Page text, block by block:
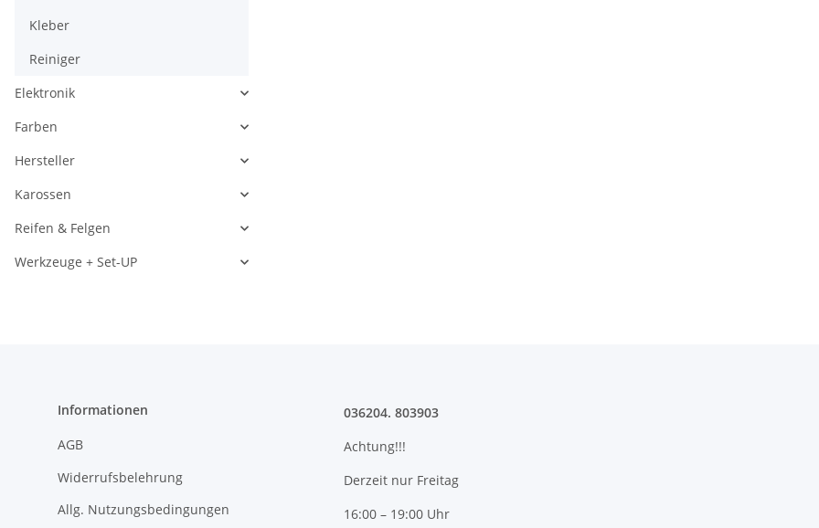
Kleber
Reiniger
Elektronik
Farben
Hersteller
Karossen
Reifen & Felgen
Werkzeuge + Set-UP
Informationen
AGB
Widerrufsbelehrung
Allg. Nutzungsbedingungen
036204. 803903
Achtung!!!
Derzeit nur Freitag
16:00 – 19:00 Uhr